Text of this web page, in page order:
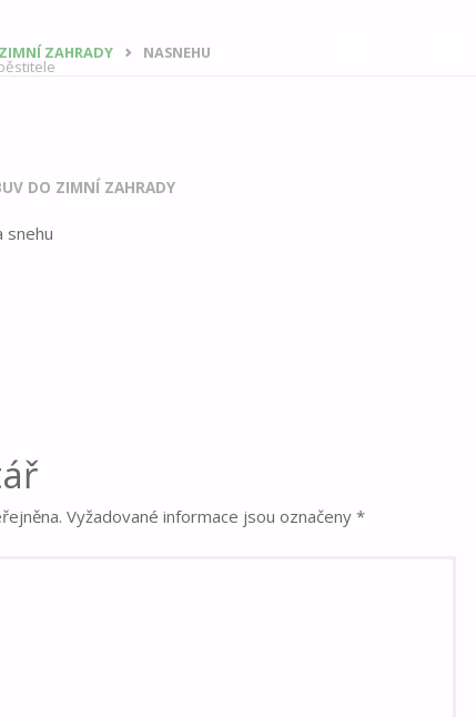
ZAHRADY NASNEHU
DO ZIMNÍ ZAHRADY
snehu
Vyžadované informace jsou označeny *